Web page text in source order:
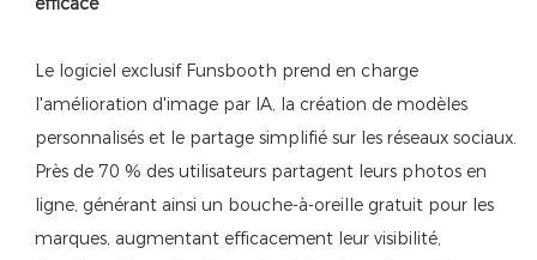
Le logiciel exclusif Funsbooth prend en charge
l'amélioration d'image par IA, la création de modèles
personnalisés et le partage simplifié sur les réseaux sociaux.
Près de 70 % des utilisateurs partagent leurs photos en
ligne, générant ainsi un bouche-à-oreille gratuit pour les
marques, augmentant efficacement leur visibilité,